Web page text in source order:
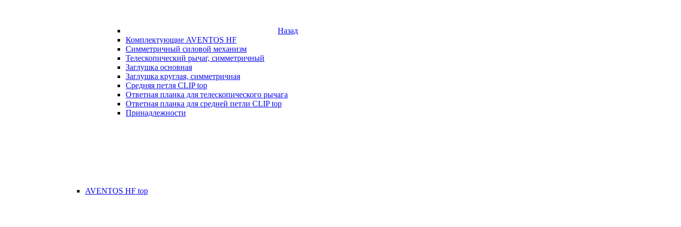
Назад
Комплектующие AVENTOS HF
Симметричный силовой механизм
Телескопический рычаг, симметричный
Заглушка основная
Заглушка круглая, симметричная
Средняя петля CLIP top
Ответная планка для телескопического рычага
Ответная планка для средней петли CLIP top
Принадлежности
AVENTOS HF top